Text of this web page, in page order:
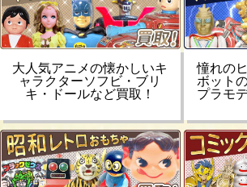
大人気アニメの懐かしいキ
ャラクターソフビ・ブリ
キ・ドールなど買取！
憧れの
ボット
プラモ